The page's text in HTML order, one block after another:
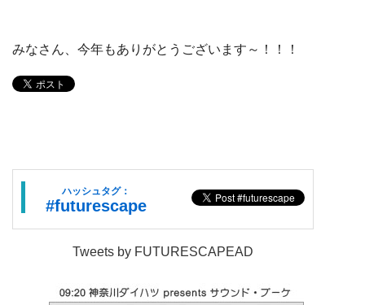
みなさん、今年もありがとうございます～！！！
ハッシュタグ：
#futurescape
Tweets by FUTURESCAPEAD